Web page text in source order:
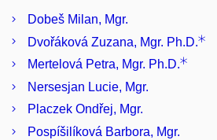
Dobeš Milan, Mgr.
Dvořáková Zuzana, Mgr. Ph.D.
Mertelová Petra, Mgr. Ph.D.
Nersesjan Lucie, Mgr.
Placzek Ondřej, Mgr.
Pospíšilíková Barbora, Mgr.